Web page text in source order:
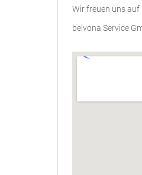
Wir freuen uns auf
belvona Service